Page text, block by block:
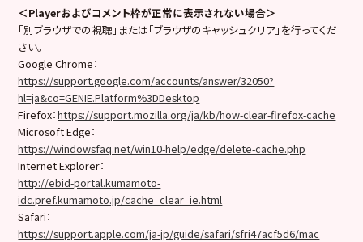
＜Playerおよびコメント枠が正常に表示されない場合＞
「別ブラウザでの視聴」または「ブラウザのキャッシュクリア」を行ってくだ
さい。
Google Chrome：
https://support.google.com/accounts/answer/32050?
hl=ja&co=GENIE.Platform%3DDesktop
Firefox：https://support.mozilla.org/ja/kb/how-clear-firefox-cache
Microsoft Edge：
https://windowsfaq.net/win10-help/edge/delete-cache.php
Internet Explorer：
http://ebid-portal.kumamoto-
idc.pref.kumamoto.jp/cache_clear_ie.html
Safari：
https://support.apple.com/ja-jp/guide/safari/sfri47acf5d6/mac